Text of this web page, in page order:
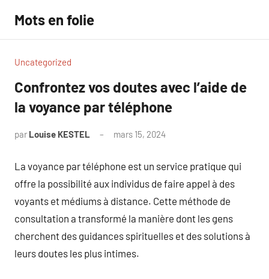
contenu
Mots en folie
Uncategorized
Confrontez vos doutes avec l’aide de
la voyance par téléphone
par Louise KESTEL mars 15, 2024
La voyance par téléphone est un service pratique qui
offre la possibilité aux individus de faire appel à des
voyants et médiums à distance. Cette méthode de
consultation a transformé la manière dont les gens
cherchent des guidances spirituelles et des solutions à
leurs doutes les plus intimes.